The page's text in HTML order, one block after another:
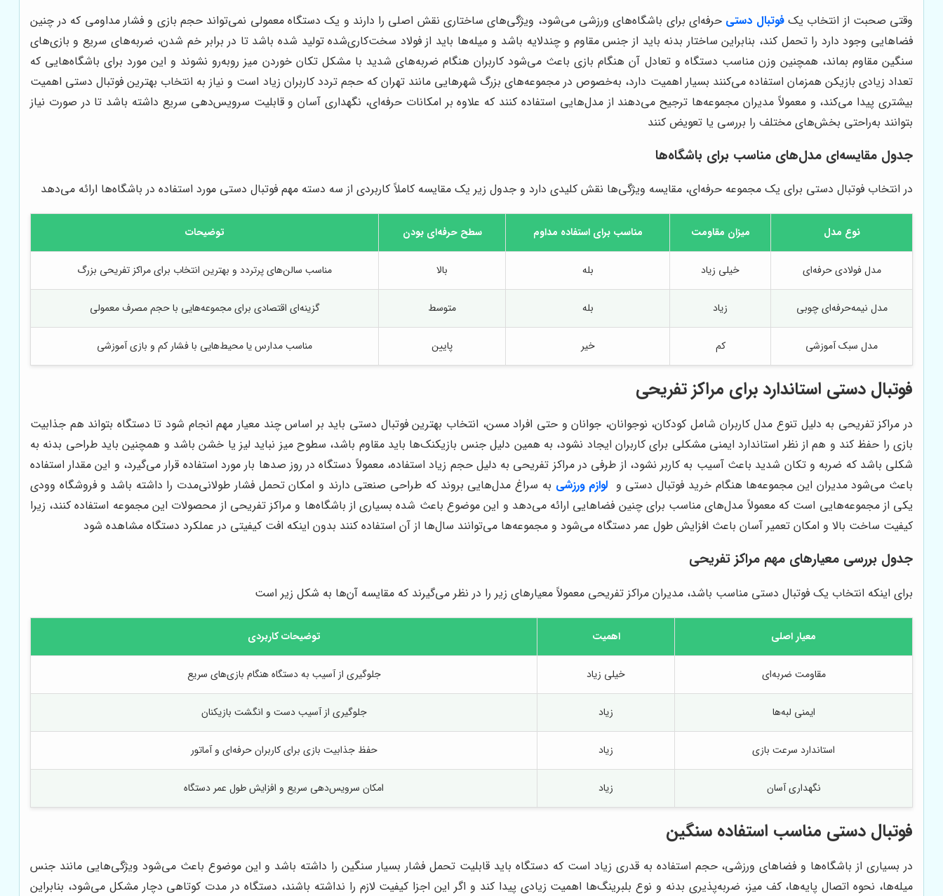
وقتی صحبت از انتخاب یکفوتبال دستی حرفه‌ای برای باشگاه‌های ورزشی می‌شود، ویژگی‌های ساختاری نقش اصلی را دارند و یک دستگاه معمولی نمی‌تواند حجم بازی و فشار مداومی که در چنین
فضاهایی وجود دارد را تحمل کند، بنابراین ساختار بدنه باید از جنس مقاوم و چندلایه باشد و میله‌ها باید از فولاد سخت‌کاری‌شده تولید شده باشد تا در برابر خم شدن، ضربه‌های سریع و بازی‌های
سنگین مقاوم بماند، همچنین وزن مناسب دستگاه و تعادل آن هنگام بازی باعث می‌شود کاربران هنگام ضربه‌های شدید با مشکل تکان خوردن میز روبه‌رو نشوند و این مورد برای باشگاه‌هایی که
تعداد زیادی بازیکن همزمان استفاده می‌کنند بسیار اهمیت دارد، به‌خصوص در مجموعه‌های بزرگ شهرهایی مانند تهران که حجم تردد کاربران زیاد است و نیاز به انتخاب بهترین فوتبال دستی اهمیت
بیشتری پیدا می‌کند، و معمولاً مدیران مجموعه‌ها ترجیح می‌دهند از مدل‌هایی استفاده کنند که علاوه بر امکانات حرفه‌ای، نگهداری آسان و قابلیت سرویس‌دهی سریع داشته باشد تا در صورت نیاز
بتوانند به‌راحتی بخش‌های مختلف را بررسی یا تعویض کنند
جدول مقایسه‌ای مدل‌های مناسب برای باشگاه‌ها
در انتخاب فوتبال دستی برای یک مجموعه حرفه‌ای، مقایسه ویژگی‌ها نقش کلیدی دارد و جدول زیر یک مقایسه کاملاً کاربردی از سه دسته مهم فوتبال دستی مورد استفاده در باشگاه‌ها ارائه می‌دهد
نوع مدل میزان مقاومت مناسب برای استفاده مداوم سطح حرفه‌ای بودن توضیحات
مدل فولادی حرفه‌ای خیلی زیاد بله بالا مناسب سالن‌های پرتردد و بهترین انتخاب برای مراکز تفریحی بزرگ
مدل نیمه‌حرفه‌ای چوبی زیاد بله متوسط گزینه‌ای اقتصادی برای مجموعه‌هایی با حجم مصرف معمولی
مدل سبک آموزشی کم خیر پایین مناسب مدارس یا محیط‌هایی با فشار کم و بازی آموزشی
فوتبال دستی استاندارد برای مراکز تفریحی
در مراکز تفریحی به دلیل تنوع مدل کاربران شامل کودکان، نوجوانان، جوانان و حتی افراد مسن، انتخاب بهترین فوتبال دستی باید بر اساس چند معیار مهم انجام شود تا دستگاه بتواند هم جذابیت
بازی را حفظ کند و هم از نظر استاندارد ایمنی مشکلی برای کاربران ایجاد نشود، به همین دلیل جنس بازیکنک‌ها باید مقاوم باشد، سطوح میز نباید لیز یا خشن باشد و همچنین باید طراحی بدنه به
شکلی باشد که ضربه و تکان شدید باعث آسیب به کاربر نشود، از طرفی در مراکز تفریحی به دلیل حجم زیاد استفاده، معمولاً دستگاه در روز صدها بار مورد استفاده قرار می‌گیرد، و این مقدار استفاده
باعث می‌شود مدیران این مجموعه‌ها هنگام خرید فوتبال دستی و لوازم ورزشی به سراغ مدل‌هایی بروند که طراحی صنعتی دارند و امکان تحمل فشار طولانی‌مدت را داشته باشد و فروشگاه وودی
یکی از مجموعه‌هایی است که معمولاً مدل‌های مناسب برای چنین فضاهایی ارائه می‌دهد و این موضوع باعث شده بسیاری از باشگاه‌ها و مراکز تفریحی از محصولات این مجموعه استفاده کنند، زیرا
کیفیت ساخت بالا و امکان تعمیر آسان باعث افزایش طول عمر دستگاه می‌شود و مجموعه‌ها می‌توانند سال‌ها از آن استفاده کنند بدون اینکه افت کیفیتی در عملکرد دستگاه مشاهده شود
جدول بررسی معیارهای مهم مراکز تفریحی
برای اینکه انتخاب یک فوتبال دستی مناسب باشد، مدیران مراکز تفریحی معمولاً معیارهای زیر را در نظر می‌گیرند که مقایسه آن‌ها به شکل زیر است
معیار اصلی اهمیت توضیحات کاربردی
مقاومت ضربه‌ای خیلی زیاد جلوگیری از آسیب به دستگاه هنگام بازی‌های سریع
ایمنی لبه‌ها زیاد جلوگیری از آسیب دست و انگشت بازیکنان
استاندارد سرعت بازی زیاد حفظ جذابیت بازی برای کاربران حرفه‌ای و آماتور
نگهداری آسان زیاد امکان سرویس‌دهی سریع و افزایش طول عمر دستگاه
فوتبال دستی مناسب استفاده سنگین
در بسیاری از باشگاه‌ها و فضاهای ورزشی، حجم استفاده به قدری زیاد است که دستگاه باید قابلیت تحمل فشار بسیار سنگین را داشته باشد و این موضوع باعث می‌شود ویژگی‌هایی مانند جنس
میله‌ها، نحوه اتصال پایه‌ها، کف میز، ضربه‌پذیری بدنه و نوع بلبرینگ‌ها اهمیت زیادی پیدا کند و اگر این اجزا کیفیت لازم را نداشته باشند، دستگاه در مدت کوتاهی دچار مشکل می‌شود، بنابراین